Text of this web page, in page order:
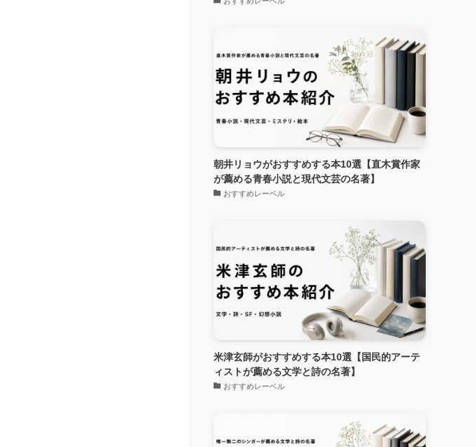
朝井リョウがおすすめする本10選【直木賞作家
が薦める青春小説と現代文芸の名著】
おすすめレーベル
米津玄師がおすすめする本10選【国民的アーテ
ィストが薦める文学と詩の名著】
おすすめレーベル